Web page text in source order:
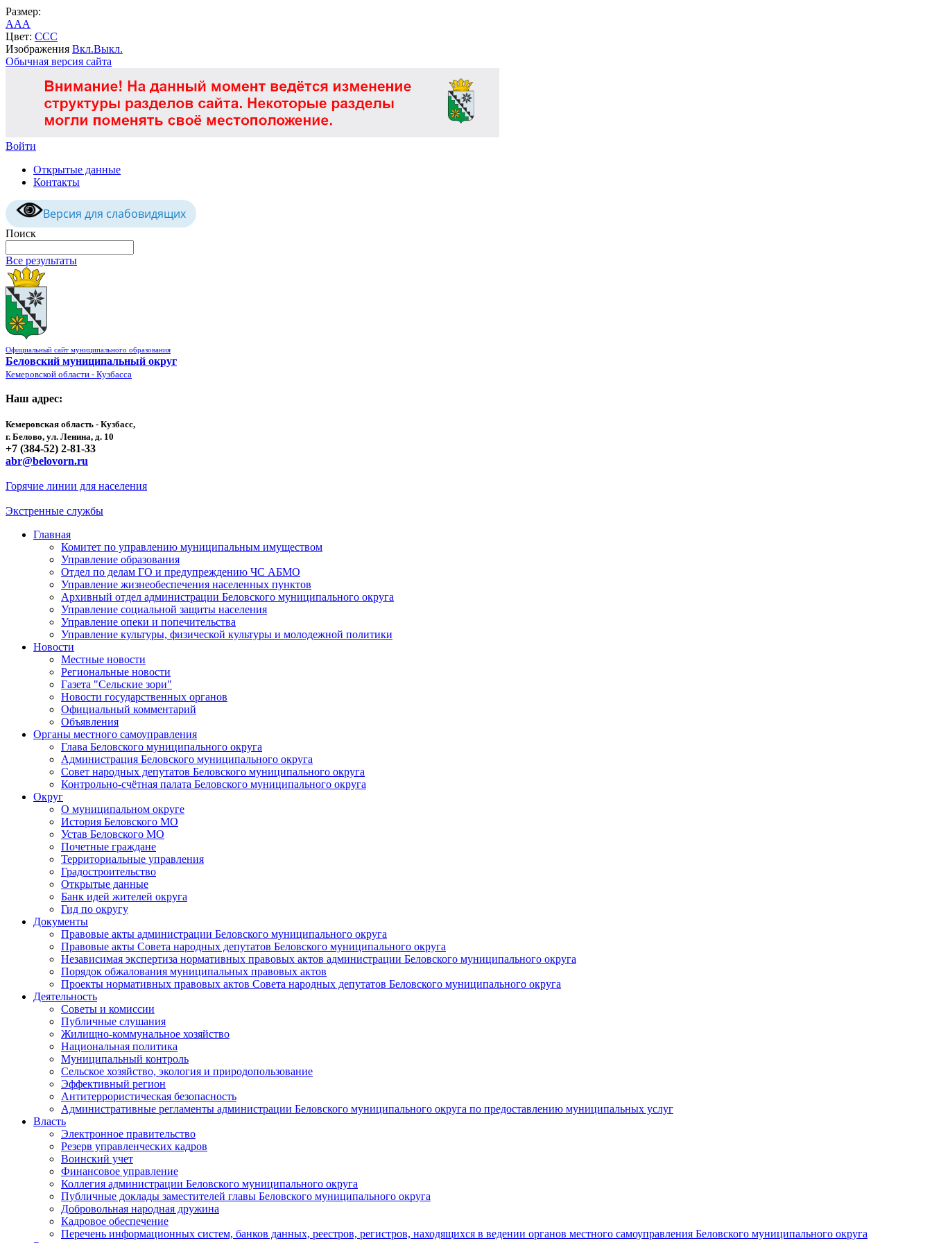
Размер:
AAA
Цвет: CCC
Изображения Вкл.Выкл.
Обычная версия сайта
Войти
Открытые данные
Контакты
Версия для слабовидящих
Поиск
Все результаты
Официальный сайт муниципального образования
Беловский муниципальный округ
Кемеровской области - Кузбасса
Наш адрес:
Кемеровская область - Кузбасс,
г. Белово, ул. Ленина, д. 10
+7 (384-52) 2-81-33
abr@belovorn.ru
Горячие линии для населения
Экстренные службы
Главная
Комитет по управлению муниципальным имуществом
Управление образования
Отдел по делам ГО и предупреждению ЧС АБМО
Управление жизнеобеспечения населенных пунктов
Архивный отдел администрации Беловского муниципального округа
Управление социальной защиты населения
Управление опеки и попечительства
Управление культуры, физической культуры и молодежной политики
Новости
Местные новости
Региональные новости
Газета "Сельские зори"
Новости государственных органов
Официальный комментарий
Объявления
Органы местного самоуправления
Глава Беловского муниципального округа
Администрация Беловского муниципального округа
Совет народных депутатов Беловского муниципального округа
Контрольно-счётная палата Беловского муниципального округа
Округ
О муниципальном округе
История Беловского МО
Устав Беловского МО
Почетные граждане
Территориальные управления
Градостроительство
Открытые данные
Банк идей жителей округа
Гид по округу
Документы
Правовые акты администрации Беловского муниципального округа
Правовые акты Совета народных депутатов Беловского муниципального округа
Независимая экспертиза нормативных правовых актов администрации Беловского муниципального округа
Порядок обжалования муниципальных правовых актов
Проекты нормативных правовых актов Совета народных депутатов Беловского муниципального округа
Деятельность
Советы и комиссии
Публичные слушания
Жилищно-коммунальное хозяйство
Национальная политика
Муниципальный контроль
Сельское хозяйство, экология и природопользование
Эффективный регион
Антитеррористическая безопасность
Административные регламенты администрации Беловского муниципального округа по предоставлению муниципальных услуг
Власть
Электронное правительство
Резерв управленческих кадров
Воинский учет
Финансовое управление
Коллегия администрации Беловского муниципального округа
Публичные доклады заместителей главы Беловского муниципального округа
Добровольная народная дружина
Кадровое обеспечение
Перечень информационных систем, банков данных, реестров, регистров, находящихся в ведении органов местного самоуправления Беловского муниципального округа